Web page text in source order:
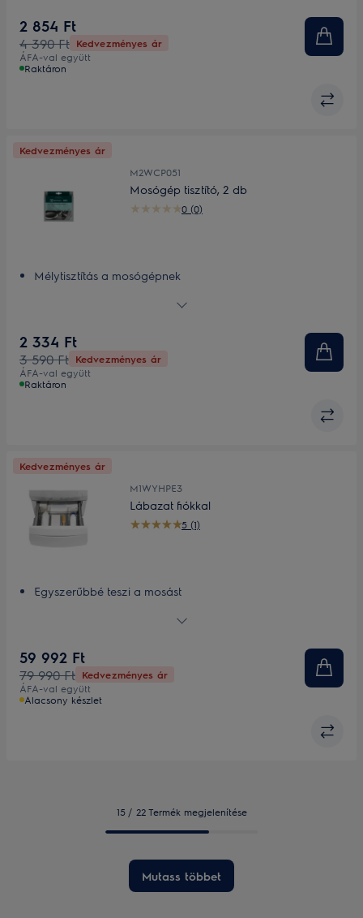
2 854 Ft
4 390 Ft Kedvezményes ár
ÁFA-val együtt
Raktáron
Kedvezményes ár
M2WCP051
0 (0)
Mosógép tisztító, 2 db
Mélytisztítás a mosógépnek
2 334 Ft
3 590 Ft Kedvezményes ár
ÁFA-val együtt
Raktáron
Kedvezményes ár
M1WYHPE3
5 (1)
Lábazat fiókkal
Egyszerűbbé teszi a mosást
lábazat segítségével, a könnyebb hozzáférés érdekében
59 992 Ft
79 990 Ft Kedvezményes ár
ÁFA-val együtt
Alacsony készlet
15 / 22 Termék megjelenítése
Mutass többet